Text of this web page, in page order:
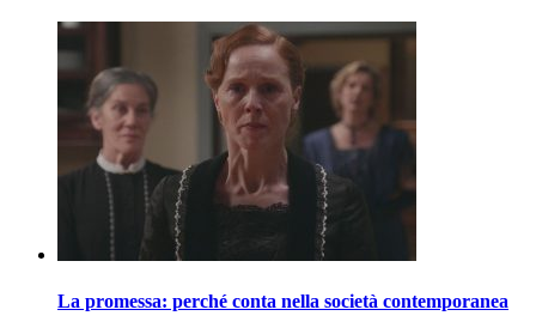
La promessa: perché conta nella società contemporanea